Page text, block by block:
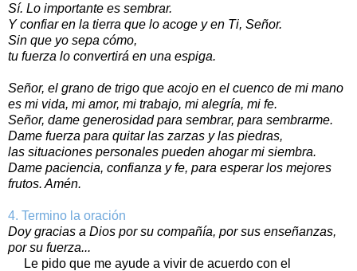
Sí. Lo importante es sembrar.
Y confiar en la tierra que lo acoge y en Ti, Señor.
Sin que yo sepa cómo,
tu fuerza lo convertirá en una espiga.
Señor, el grano de trigo que acojo en el cuenco de mi mano
es mi vida, mi amor, mi trabajo, mi alegría, mi fe.
Señor, dame generosidad para sembrar, para sembrarme.
Dame fuerza para quitar las zarzas y las piedras,
las situaciones personales pueden ahogar mi siembra.
Dame paciencia, confianza y fe, para esperar los mejores
frutos. Amén.
4. Termino la oración
Doy gracias a Dios por su compañía, por sus enseñanzas,
por su fuerza...
Le pido que me ayude a vivir de acuerdo con el